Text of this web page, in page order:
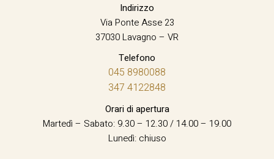
Indirizzo
Via Ponte Asse 23
37030 Lavagno – VR
Telefono
045 8980088
347 4122848
Orari di apertura
Martedì – Sabato: 9.30 – 12.30 / 14.00 – 19.00
Lunedì: chiuso